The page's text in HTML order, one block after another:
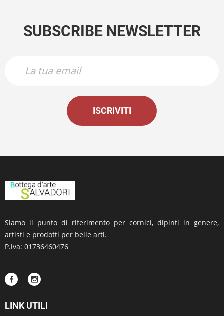
SUBSCRIBE NEWSLETTER
ISCRIVITI
Siamo il punto di riferimento per cornici, dipinti in genere,
artisti e prodotti per belle arti.
P.iva: 01736460476
LINK UTILI